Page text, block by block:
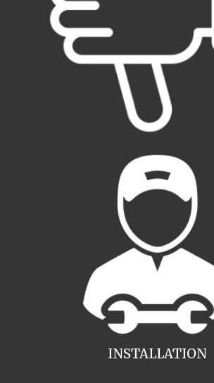
INSTALLATION